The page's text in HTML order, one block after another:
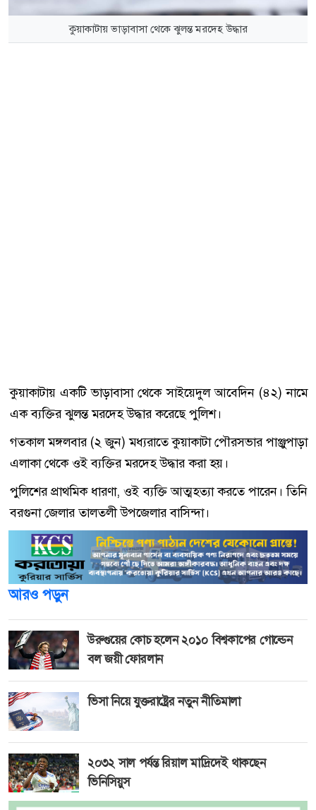
কুয়াকাটায় ভাড়াবাসা থেকে ঝুলন্ত মরদেহ উদ্ধার
কুয়াকাটায় একটি ভাড়াবাসা থেকে সাইয়েদুল আবেদিন (৪২) নামে
এক ব্যক্তির ঝুলন্ত মরদেহ উদ্ধার করেছে পুলিশ।
গতকাল মঙ্গলবার (২ জুন) মধ্যরাতে কুয়াকাটা পৌরসভার পাঞ্জুপাড়া
এলাকা থেকে ওই ব্যক্তির মরদেহ উদ্ধার করা হয়।
পুলিশের প্রাথমিক ধারণা, ওই ব্যক্তি আত্মহত্যা করতে পারেন। তিনি
বরগুনা জেলার তালতলী উপজেলার বাসিন্দা।
আরও পড়ুন
উরুগুয়ের কোচ হলেন ২০১০ বিশ্বকাপের গোল্ডেন
বল জয়ী ফোরলান
ভিসা নিয়ে যুক্তরাষ্ট্রের নতুন নীতিমালা
২০৩২ সাল পর্যন্ত রিয়াল মাদ্রিদেই থাকছেন
ভিনিসিয়ুস